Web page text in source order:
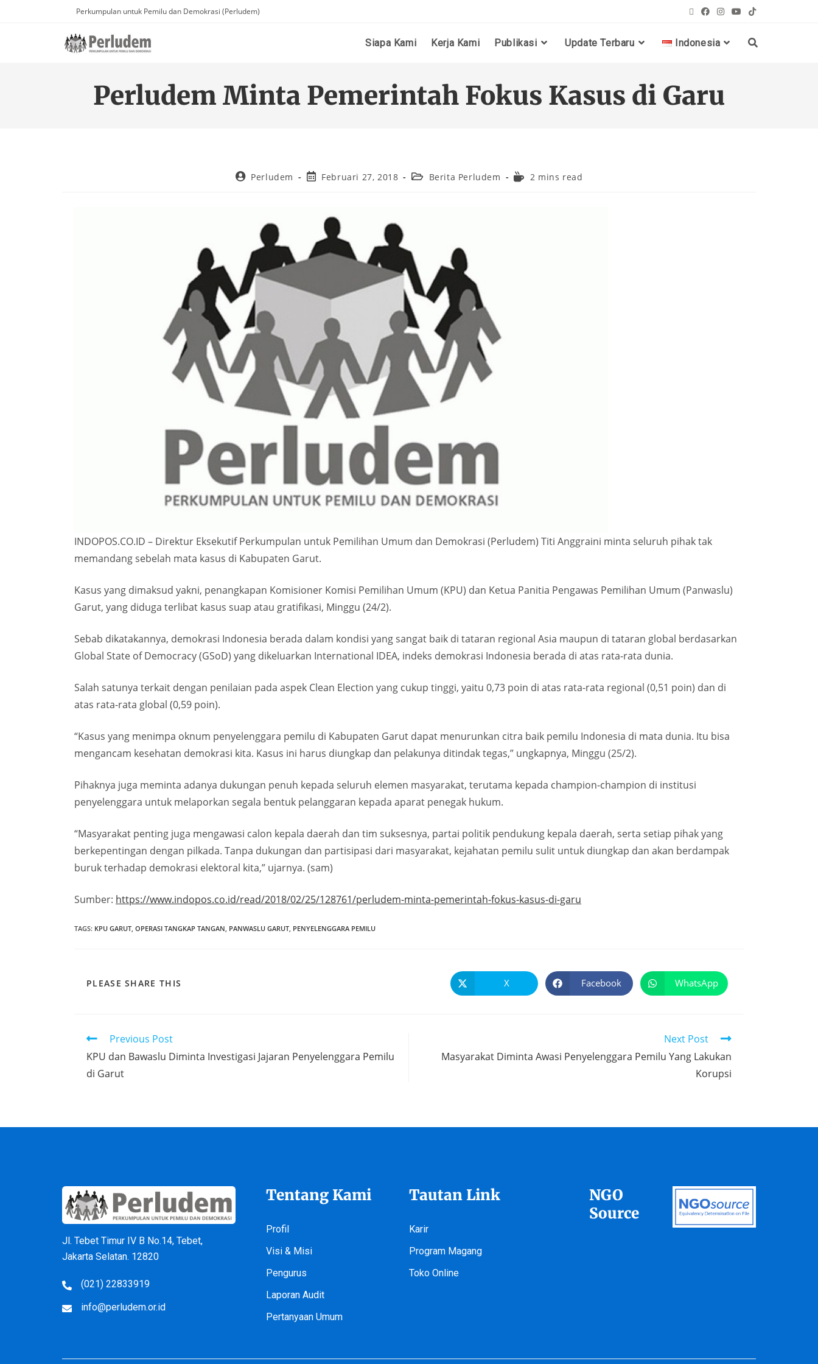
Perkumpulan untuk Pemilu dan Demokrasi (Perludem)
Siapa Kami Kerja Kami Publikasi Update Terbaru Indonesia
Perludem Minta Pemerintah Fokus Kasus di Garu
Perludem Februari 27, 2018 Berita Perludem 2 mins read
INDOPOS.CO.ID – Direktur Eksekutif Perkumpulan untuk Pemilihan Umum dan Demokrasi (Perludem) Titi Anggraini minta seluruh pihak tak
memandang sebelah mata kasus di Kabupaten Garut.
Kasus yang dimaksud yakni, penangkapan Komisioner Komisi Pemilihan Umum (KPU) dan Ketua Panitia Pengawas Pemilihan Umum (Panwaslu)
Garut, yang diduga terlibat kasus suap atau gratifikasi, Minggu (24/2).
Sebab dikatakannya, demokrasi Indonesia berada dalam kondisi yang sangat baik di tataran regional Asia maupun di tataran global berdasarkan
Global State of Democracy (GSoD) yang dikeluarkan International IDEA, indeks demokrasi Indonesia berada di atas rata-rata dunia.
Salah satunya terkait dengan penilaian pada aspek Clean Election yang cukup tinggi, yaitu 0,73 poin di atas rata-rata regional (0,51 poin) dan di
atas rata-rata global (0,59 poin).
“Kasus yang menimpa oknum penyelenggara pemilu di Kabupaten Garut dapat menurunkan citra baik pemilu Indonesia di mata dunia. Itu bisa
mengancam kesehatan demokrasi kita. Kasus ini harus diungkap dan pelakunya ditindak tegas,” ungkapnya, Minggu (25/2).
Pihaknya juga meminta adanya dukungan penuh kepada seluruh elemen masyarakat, terutama kepada champion-champion di institusi
penyelenggara untuk melaporkan segala bentuk pelanggaran kepada aparat penegak hukum.
“Masyarakat penting juga mengawasi calon kepala daerah dan tim suksesnya, partai politik pendukung kepala daerah, serta setiap pihak yang
berkepentingan dengan pilkada. Tanpa dukungan dan partisipasi dari masyarakat, kejahatan pemilu sulit untuk diungkap dan akan berdampak
buruk terhadap demokrasi elektoral kita,” ujarnya. (sam)
Sumber: https://www.indopos.co.id/read/2018/02/25/128761/perludem-minta-pemerintah-fokus-kasus-di-garu
TAGS: KPU GARUT OPERASI TANGKAP TANGAN PANWASLU GARUT PENYELENGGARA PEMILU
PLEASE SHARE THIS X Facebook WhatsApp
Previous Post
KPU dan Bawaslu Diminta Investigasi Jajaran Penyelenggara Pemilu
di Garut
Next Post
Masyarakat Diminta Awasi Penyelenggara Pemilu Yang Lakukan
Korupsi
Jl. Tebet Timur IV B No.14, Tebet,
Jakarta Selatan. 12820
(021) 22833919
info@perludem.or.id
Tentang Kami
Profil
Visi & Misi
Pengurus
Laporan Audit
Pertanyaan Umum
Tautan Link
Karir
Program Magang
Toko Online
NGO
Source